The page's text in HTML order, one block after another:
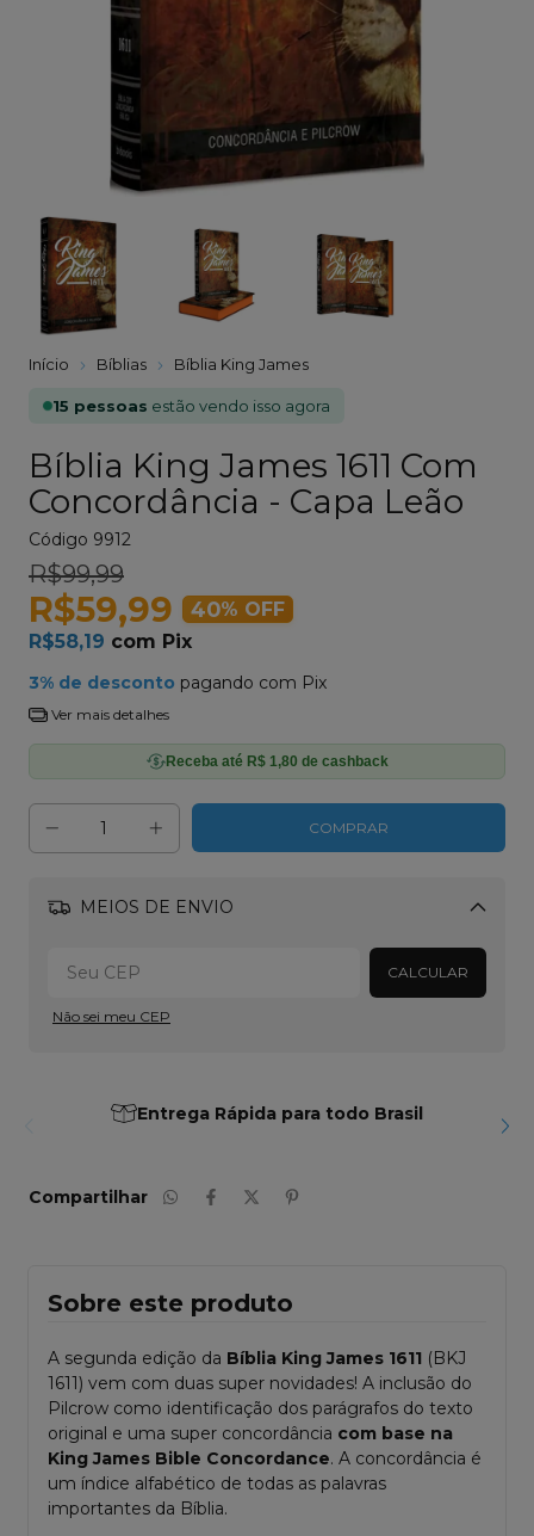
Início Bíblias Bíblia King James
15 pessoas estão vendo isso agora
Bíblia King James 1611 Com
Concordância - Capa Leão
Código 9912
R$99,99
R$59,99 40% OFF
R$58,19 com Pix
3% de desconto pagando com Pix
Ver mais detalhes
Receba até R$ 1,80 de cashback
MEIOS DE ENVIO
Alterar CEP
CALCULAR
Não sei meu CEP
Entrega Rápida para todo Brasil
Compartilhar
Sobre este produto
A segunda edição da Bíblia King James 1611 (BKJ
1611) vem com duas super novidades! A inclusão do
Pilcrow como identificação dos parágrafos do texto
original e uma super concordância com base na
King James Bible Concordance. A concordância é
um índice alfabético de todas as palavras
importantes da Bíblia.